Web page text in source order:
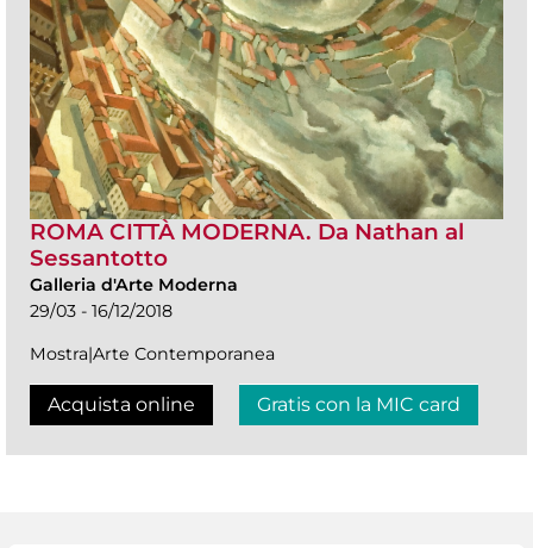
ROMA CITTÀ MODERNA. Da Nathan al
Sessantotto
Galleria d'Arte Moderna
29/03 - 16/12/2018
Mostra|Arte Contemporanea
Acquista online Gratis con la MIC card